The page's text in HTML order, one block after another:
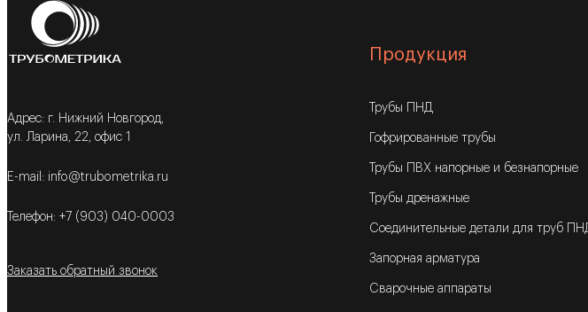
Адрес: г. Нижний Новгород,
ул. Ларина, 22, офис 1
E-mail: info@trubometrika.ru
Телефон: +7 (903) 040-0003
Заказать обратный звонок
Продукция
Трубы ПНД
Гофрированные трубы
Трубы ПВХ напорные и безнапорные
Трубы дренажные
Соединительные детали для труб ПНД
Запорная арматура
Сварочные аппараты